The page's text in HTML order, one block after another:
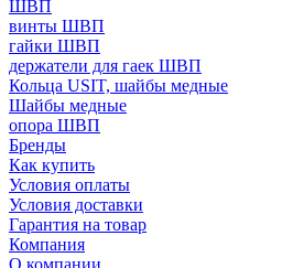
ШВП
винты ШВП
гайки ШВП
держатели для гаек ШВП
Кольца USIT, шайбы медные
Шайбы медные
опора ШВП
Бренды
Как купить
Условия оплаты
Условия доставки
Гарантия на товар
Компания
О компании